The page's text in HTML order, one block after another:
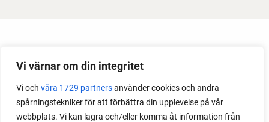
Vi värnar om din integritet
Vi och våra 1729 partnersanvänder cookies och andra
spårningstekniker för att förbättra din upplevelse på vår
webbplats. Vi kan lagra och/eller komma åt information från